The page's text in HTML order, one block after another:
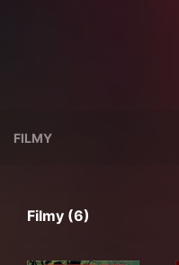
FILMY
Filmy (6)